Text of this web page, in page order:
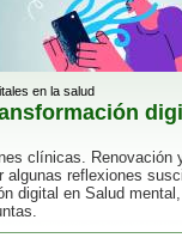
en la salud
clínicas. Renovación
algunas reflexiones
digital en Salud